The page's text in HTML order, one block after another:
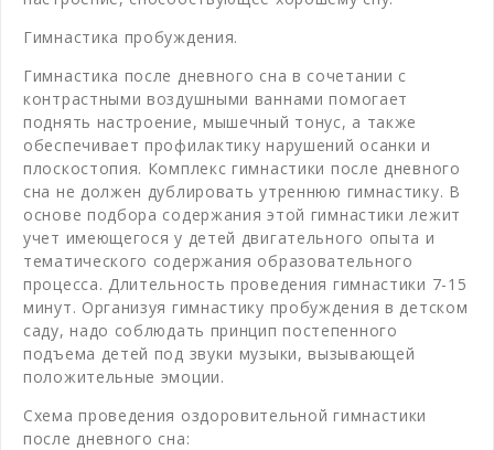
Гимнастика пробуждения.
Гимнастика после дневного сна в сочетании с
контрастными воздушными ваннами помогает
поднять настроение, мышечный тонус, а также
обеспечивает профилактику нарушений осанки и
плоскостопия. Комплекс гимнастики после дневного
сна не должен дублировать утреннюю гимнастику. В
основе подбора содержания этой гимнастики лежит
учет имеющегося у детей двигательного опыта и
тематического содержания образовательного
процесса. Длительность проведения гимнастики 7-15
минут. Организуя гимнастику пробуждения в детском
саду, надо соблюдать принцип постепенного
подъема детей под звуки музыки, вызывающей
положительные эмоции.
Схема проведения оздоровительной гимнастики
после дневного сна: